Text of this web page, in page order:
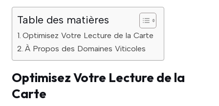
Table des matières
Optimisez Votre Lecture de la Carte
À Propos des Domaines Viticoles
Optimisez Votre Lecture de la
Carte